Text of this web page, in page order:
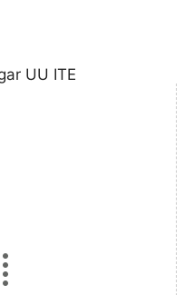
UU ITE